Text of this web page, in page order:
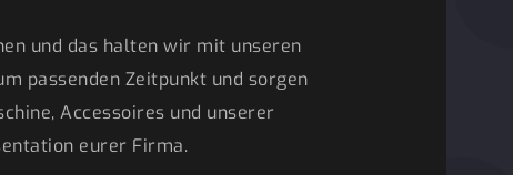
und das halten wir mit unseren
passenden Zeitpunkt und sorgen
Accessoires und unserer
eurer Firma.